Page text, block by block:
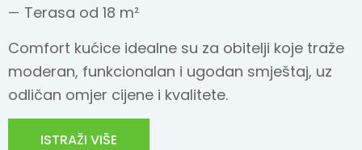
Terasa od 18 m²
Comfort kućice idealne su za obitelji koje traže
moderan, funkcionalan i ugodan smještaj, uz
odličan omjer cijene i kvalitete.
ISTRAŽI VIŠE